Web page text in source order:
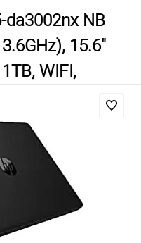
da3002nx NB
15.6"
WIFI,